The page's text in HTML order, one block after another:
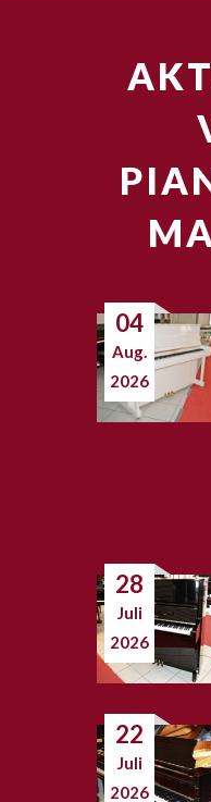
04
Aug.
2026
28
Juli
2026
22
Juli
2026